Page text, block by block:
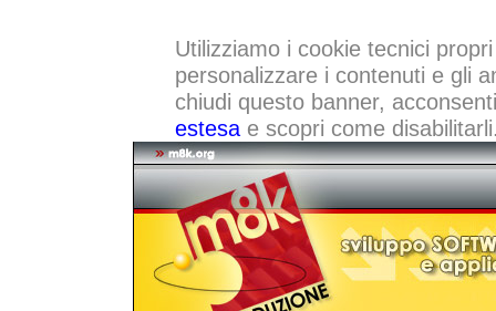
Utilizziamo i cookie tecnici
personalizzare i contenuti e gli
chiudi questo banner,
estesae scopri come